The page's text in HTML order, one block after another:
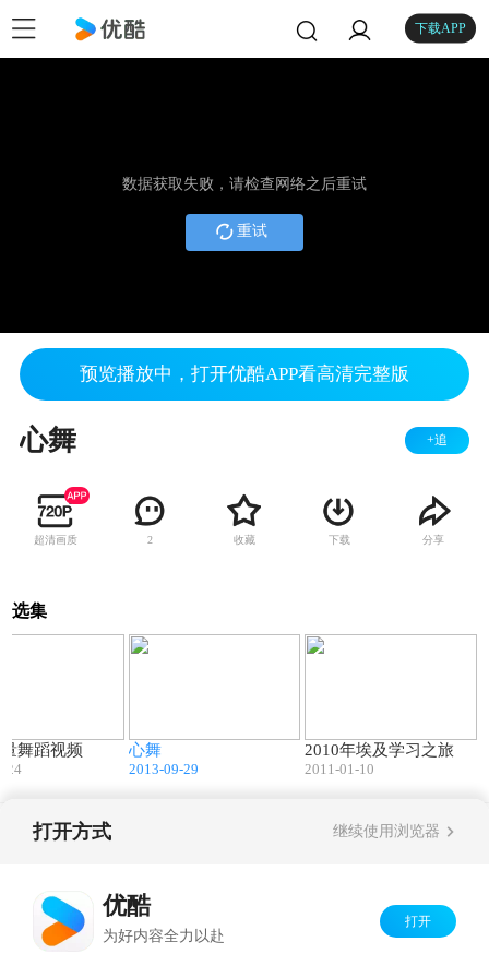
下载APP
数据获取失败，请检查网络之后重试
重试
预览播放中，打开优酷APP看高清完整版
心舞 +追
超清画质 2 收藏 下载 分享
选集
舞蹈视频
24
心舞
2013-09-29
2010年埃及学习之旅
2011-01-10
版权所有
打开方式 继续使用浏览器
优酷
为好内容全力以赴
打开